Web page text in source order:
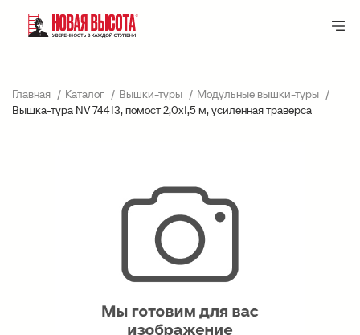
Главная Каталог Вышки-туры
Модульные вышки-туры
Вышка-тура NV 74413, помост 2,0х1,5 м, усиленная траверса